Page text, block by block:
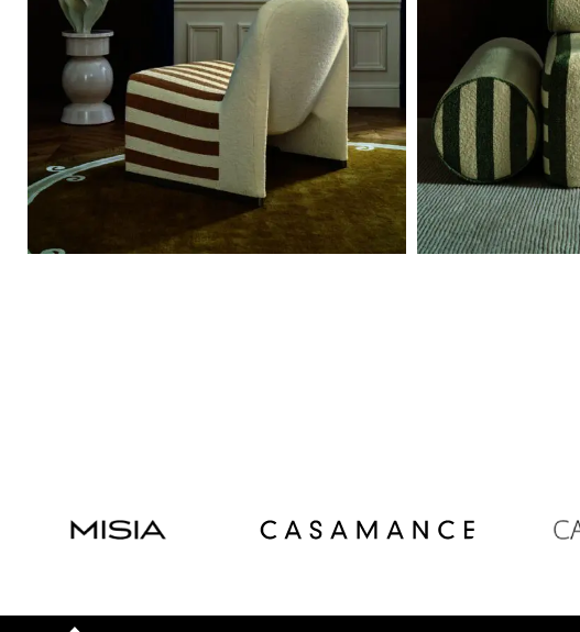
Read Read Read